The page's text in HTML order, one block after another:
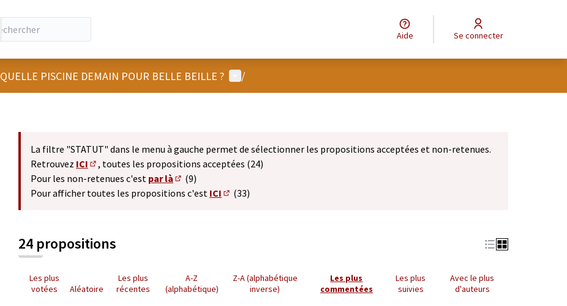
Aide Se connecter
QUELLE PISCINE DEMAIN POUR BELLE BEILLE ? Menu utilisateur
/
La filtre "STATUT" dans le menu à gauche permet de sélectionner les propositions acceptées et non-retenues.
Retrouvez ICI
(S'ouvre dans un nouvel onglet)
, toutes les propositions acceptées (24)
Pour les non-retenues c'est par là
(S'ouvre dans un nouvel onglet)
(9)
Pour afficher toutes les propositions c'est ICI
(33)
24 propositions
Les plus
votées
Aléatoire
Les plus
récentes
A-Z
(alphabétique)
Z-A (alphabétique
inverse)
Les plus
commentées
Les plus
suivies
Avec le plus
d'auteurs